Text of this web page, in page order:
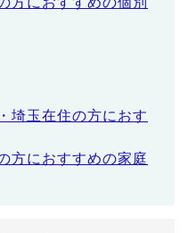
埼玉在住の方におす
方におすすめの家庭